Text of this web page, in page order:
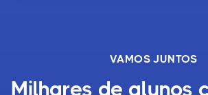
VAMOS JUNTOS
Milhares de alunos